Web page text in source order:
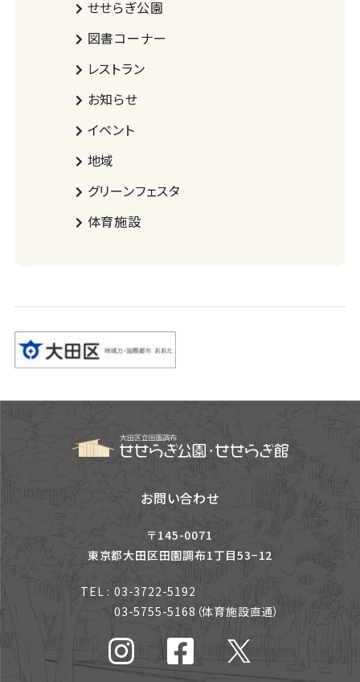
せせらぎ公園
図書コーナー
レストラン
お知らせ
イベント
地域
グリーンフェスタ
体育施設
お問い合わせ
〒145-0071
東京都大田区田園調布1丁目53−12
TEL : 03-3722-5192
03-5755-5168 （体育施設直通）